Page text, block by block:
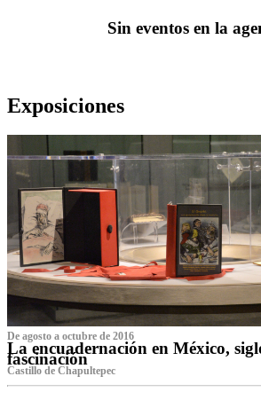
Sin eventos en la
Exposiciones
De agosto a octubre de 2016
La encuadernación en México,
fascinación
Castillo de Chapultepec